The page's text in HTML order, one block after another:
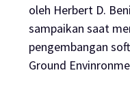
oleh Herbert D.
sampaikan saat
pengembangan
Ground